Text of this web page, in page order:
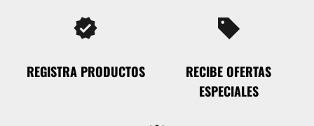
verified
REGISTRA PRODUCTOS
sell
RECIBE OFERTAS
ESPECIALES